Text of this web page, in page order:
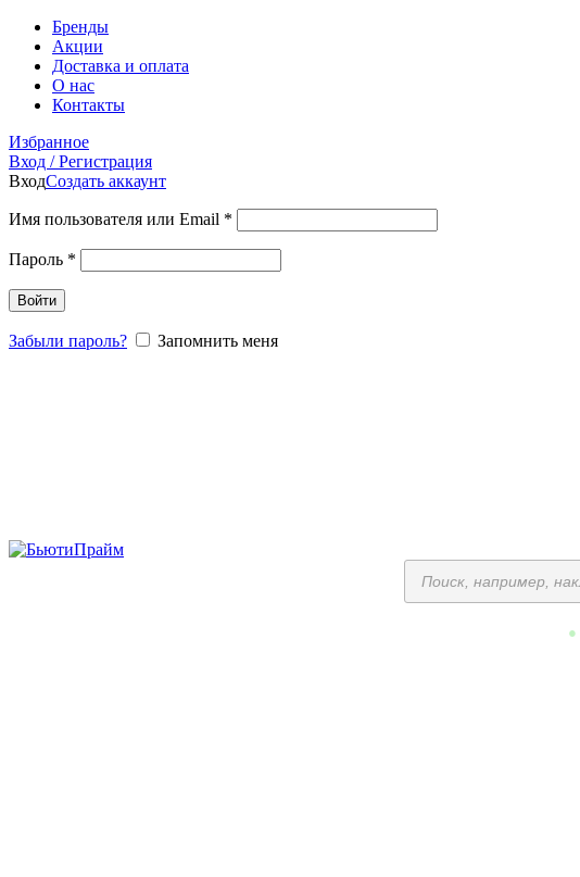
Бренды
Акции
Доставка и оплата
О нас
Контакты
Избранное
Вход / Регистрация
ВходСоздать аккаунт
Имя пользователя или Email *
Пароль *
Войти
Забыли пароль? Запомнить меня
●